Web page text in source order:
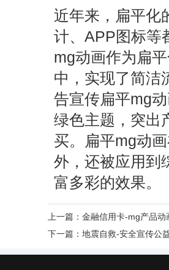
近年来，扁平化
计、APP图标等
mg动画作为扁
中，实现了简洁
告宣传扁平mg
绿色主题，突出
买。扁平mg动
外，还被应用到
富多彩的效果。
上一篇： 金融信用卡-mg产品动
下一篇： 地震自救-安全宣传公